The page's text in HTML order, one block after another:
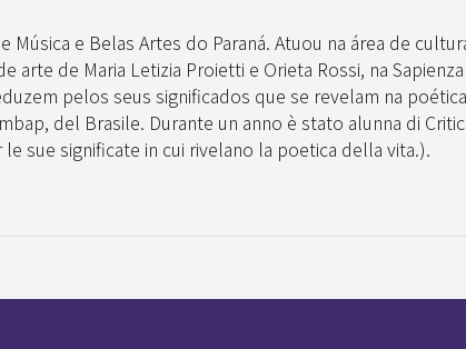
e Belas Artes do Paraná. Atuou na área de
de Maria Letizia Proietti e Orieta Rossi, na
pelos seus significados que se revelam na
del Brasile. Durante un anno è stato alunna di
sue significate in cui rivelano la poetica della vita.).